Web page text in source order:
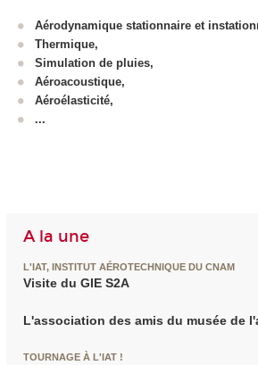
Aérodynamique stationnaire et
Thermique,
Simulation de pluies,
Aéroacoustique,
Aéroélasticité,
...
A la une
L'IAT, INSTITUT AÉROTECHNIQUE DU CNAM
Visite du GIE S2A
L'association des amis du musée de
TOURNAGE À L'IAT !